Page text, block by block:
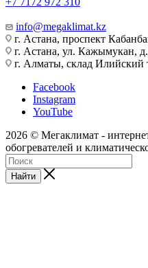
info@megaklimat.kz
г. Астана, проспект
г. Астана, ул. Кажымукан,
г. Алматы, склад Илийский
Facebook
Instagram
YouTube
2026 © Мегаклимат -
обогревателей и
Найти